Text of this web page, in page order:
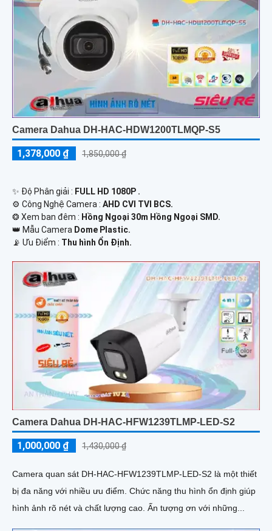
Camera Dahua DH-HAC-HDW1200TLMQP-S5
1,378,000 ₫ 1,850,000 ₫
✨ Độ Phân giải : FULL HD 1080P .
⚙ Công Nghệ Camera : AHD CVI TVI BCS.
❂ Xem ban đêm : Hồng Ngoại 30m Hồng Ngoại SMD.
👑 Mẫu Camera Dome Plastic.
️📡 Ưu Điểm : Thu hình Ổn Định.
Camera Dahua DH-HAC-HFW1239TLMP-LED-S2
1,000,000 ₫ 1,430,000 ₫
Camera quan sát DH-HAC-HFW1239TLMP-LED-S2 là một thiết
bị đa năng với nhiều ưu điểm. Chức năng thu hình ổn định giúp
hình ảnh rõ nét và chất lượng cao. Ấn tượng ơn với những...